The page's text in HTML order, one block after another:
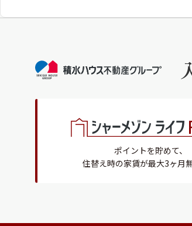
ポイントを貯めて、
住替え時の家賃が最大3ヶ月